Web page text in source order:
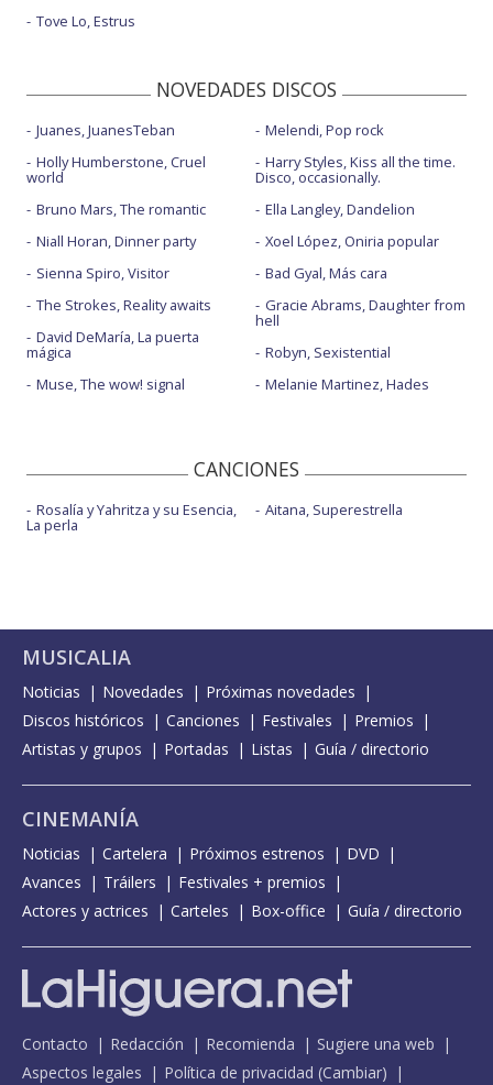
Tove Lo, Estrus
NOVEDADES DISCOS
Juanes, JuanesTeban
Holly Humberstone, Cruel
world
Bruno Mars, The romantic
Niall Horan, Dinner party
Sienna Spiro, Visitor
The Strokes, Reality awaits
David DeMaría, La puerta
mágica
Muse, The wow! signal
Melendi, Pop rock
Harry Styles, Kiss all the time.
Disco, occasionally.
Ella Langley, Dandelion
Xoel López, Oniria popular
Bad Gyal, Más cara
Gracie Abrams, Daughter from
hell
Robyn, Sexistential
Melanie Martinez, Hades
CANCIONES
Rosalía y Yahritza y su Esencia,
La perla
Aitana, Superestrella
MUSICALIA
Noticias Novedades
Próximas novedades
Discos históricos
Canciones Festivales
Premios
Artistas y grupos
Portadas Listas Guía / directorio
CINEMANÍA
Noticias Cartelera Próximos estrenos
DVD
Avances
Tráilers
Festivales + premios
Actores y actrices
Carteles Box-office Guía / directorio
Contacto Redacción Recomienda
Sugiere una web
Aspectos legales
Política de privacidad (Cambiar)